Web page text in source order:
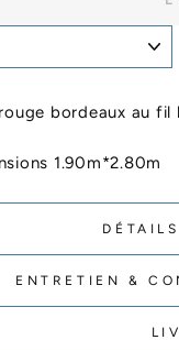
bordeaux au fil
1.90m*2.80m
ENTRETIEN &